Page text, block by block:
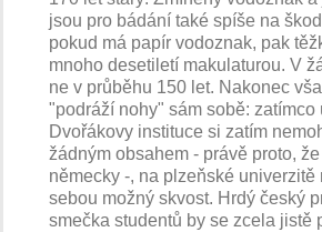
jsou pro bádání také spíše na
pokud má papír vodoznak, pak
mnoho desetiletí makulaturou. V
ne v průběhu 150 let. Nakonec
"podráží nohy" sám sobě: zatímco
Dvořákovy instituce si zatím
žádným obsahem - právě proto,
německy -, na plzeňské univerzitě
sebou možný skvost. Hrdý český
smečka studentů by se zcela jistě